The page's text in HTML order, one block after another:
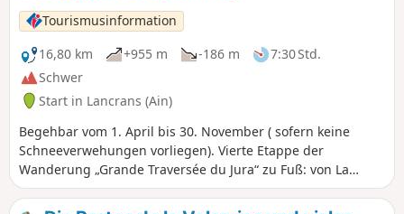
Anschließend führt er hinunter nach Bellegarde-sur-
Valserine, überquert das Plateau de Retord und überwindet
den Grand Colombier. Der Weg führt weiter nach Culoz und
ins Rhonetal, bevor er das Departement Ain verlässt, um
nach Savoyen zu gelangen und seinen Weg nach Süden
fortzusetzen.
Tourismusinformation
16,80 km
+955 m -186 m
7:30 Std.
Schwer
Start in Lancrans (Ain)
Begehbar vom 1. April bis 30. November ( sofern keine
Schneeverwehungen vorliegen). Vierte Etappe der
Wanderung „Grande Traversée du Jura“ zu Fuß: von La
Borne au Lion nach Culoz, in 6 Tagen. Die GTJ verbindet
Mandeure (Doubs) mit Culoz (Ain) in 15 bis 20 Tagen und